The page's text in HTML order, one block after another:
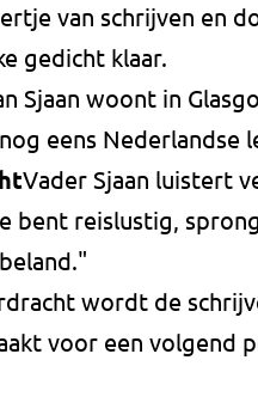
van schrijven en
gedicht klaar.
Sjaan woont in
eens Nederlandse
Vader Sjaan luistert
bent reislustig,
wordt de
voor een volgend